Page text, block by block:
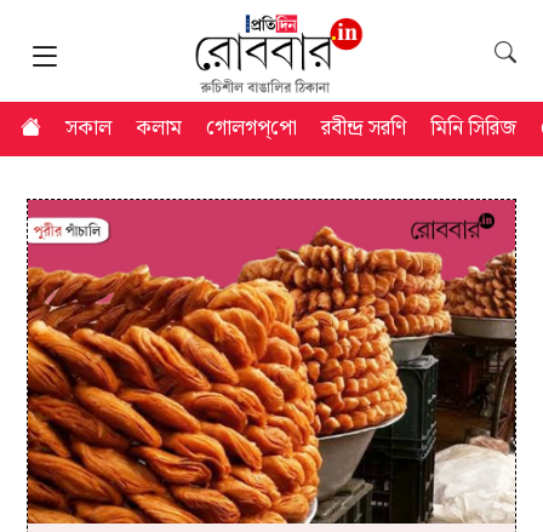
সকাল কলাম গোলগপ্‌পো রবীন্দ্র সরণি মিনি সিরিজ